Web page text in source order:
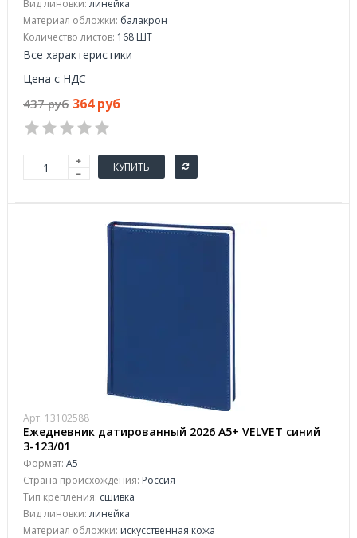
Вид линовки: линейка
Материал обложки: балакрон
Количество листов: 168 ШТ
Все характеристики
Цена с НДС
437 руб 364 руб
КУПИТЬ
Арт. 13102588
Ежедневник датированный 2026 А5+ VELVET синий
3-123/01
Формат: А5
Страна происхождения: Россия
Тип крепления: сшивка
Вид линовки: линейка
Материал обложки: искусственная кожа